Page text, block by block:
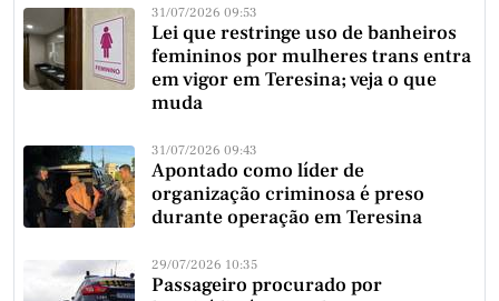
31/07/2026 09:53
Lei que restringe uso de banheiros
femininos por mulheres trans entra
em vigor em Teresina; veja o que
muda
31/07/2026 09:43
Apontado como líder de
organização criminosa é preso
durante operação em Teresina
29/07/2026 10:35
Passageiro procurado por